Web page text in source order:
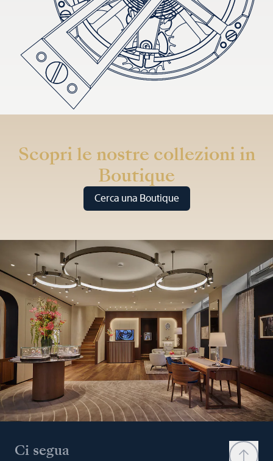
Scopri le nostre collezioni in
Boutique
Cerca una Boutique
Ci segua